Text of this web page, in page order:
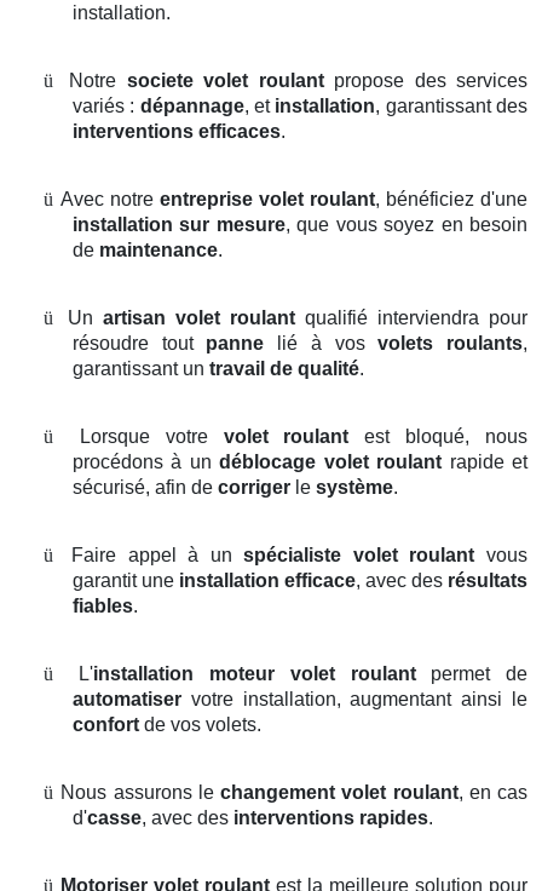
installation.
ü Notre societe volet roulantpropose des services
variés : dépannage, et installation, garantissant des
interventions efficaces.
ü Avec notre entreprise volet roulant, bénéficiez d'une
installation sur mesure, que vous soyez en besoin
de maintenance.
ü Un artisan volet roulantqualifié interviendra pour
résoudre tout panne lié à vosvolets roulants,
garantissant un travail de qualité.
ü Lorsque votre volet roulantest bloqué, nous
procédons à undéblocage volet roulantrapide et
sécurisé, afin de corriger le système.
ü Faire appel à unspécialiste volet roulantvous
garantit une installation efficace, avec des résultats
fiables.
ü L'installation moteur volet roulantpermet de
automatiser votre installation, augmentant ainsi le
confortde vos volets.
ü Nous assurons lechangement volet roulant, en cas
d'casse, avec des interventions rapides.
ü Motoriser volet roulantest la meilleure solution pour